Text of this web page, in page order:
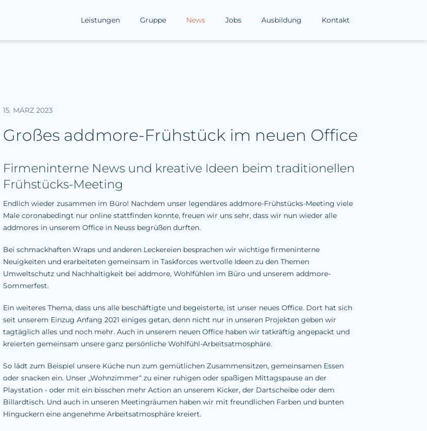
Leistungen Gruppe News Jobs Ausbildung Kontakt
15. MÄRZ 2023
Großes addmore-Frühstück im neuen Office
Firmeninterne News und kreative Ideen beim traditionellen
Frühstücks-Meeting
Endlich wieder zusammen im Büro! Nachdem unser legendäres addmore-Frühstücks-Meeting viele
Male coronabedingt nur online stattfinden konnte, freuen wir uns sehr, dass wir nun wieder alle
addmores in unserem Office in Neuss begrüßen durften.
Bei schmackhaften Wraps und anderen Leckereien besprachen wir wichtige firmeninterne
Neuigkeiten und erarbeiteten gemeinsam in Taskforces wertvolle Ideen zu den Themen
Umweltschutz und Nachhaltigkeit bei addmore, Wohlfühlen im Büro und unserem addmore-
Sommerfest.
Ein weiteres Thema, dass uns alle beschäftigte und begeisterte, ist unser neues Office. Dort hat sich
seit unserem Einzug Anfang 2021 einiges getan, denn nicht nur in unseren Projekten geben wir
tagtäglich alles und noch mehr. Auch in unserem neuen Office haben wir tatkräftig angepackt und
kreierten gemeinsam unsere ganz persönliche Wohlfühl-Arbeitsatmosphäre.
So lädt zum Beispiel unsere Küche nun zum gemütlichen Zusammensitzen, gemeinsamen Essen
oder snacken ein. Unser „Wohnzimmer“ zu einer ruhigen oder spaßigen Mittagspause an der
Playstation - oder mit ein bisschen mehr Action an unserem Kicker, der Dartscheibe oder dem
Billardtisch. Und auch in unseren Meetingräumen haben wir mit freundlichen Farben und bunten
Hinguckern eine angenehme Arbeitsatmosphäre kreiert.